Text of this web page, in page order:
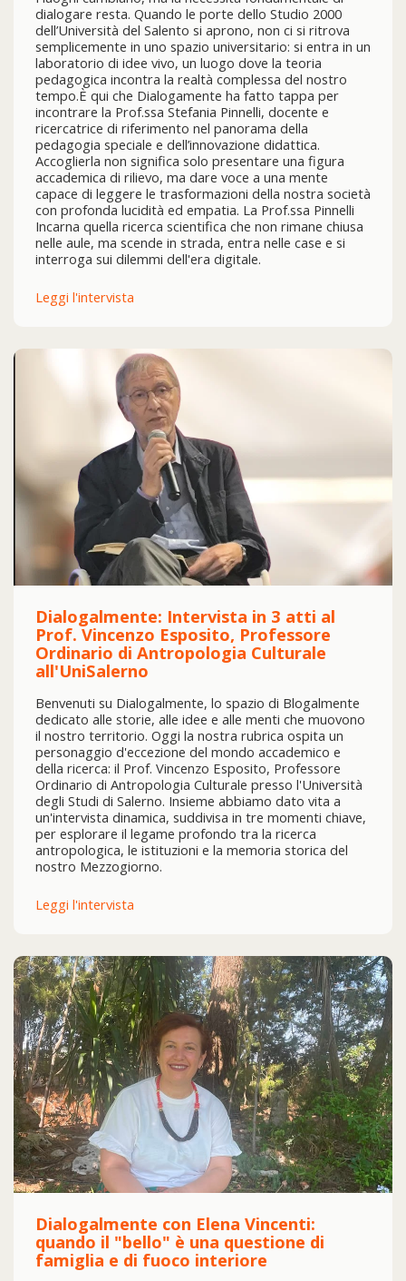
dialogare resta. Quando le porte dello Studio 2000
dell’Università del Salento si aprono, non ci si ritrova
semplicemente in uno spazio universitario: si entra in un
laboratorio di idee vivo, un luogo dove la teoria
pedagogica incontra la realtà complessa del nostro
tempo.È qui che Dialogamente ha fatto tappa per
incontrare la Prof.ssa Stefania Pinnelli, docente e
ricercatrice di riferimento nel panorama della
pedagogia speciale e dell’innovazione didattica.
Accoglierla non significa solo presentare una figura
accademica di rilievo, ma dare voce a una mente
capace di leggere le trasformazioni della nostra società
con profonda lucidità ed empatia. La Prof.ssa Pinnelli
Incarna quella ricerca scientifica che non rimane chiusa
nelle aule, ma scende in strada, entra nelle case e si
interroga sui dilemmi dell'era digitale.
Leggi l'intervista
Dialogalmente: Intervista in 3 atti al
Prof. Vincenzo Esposito, Professore
Ordinario di Antropologia Culturale
all'UniSalerno
Benvenuti su Dialogalmente, lo spazio di Blogalmente
dedicato alle storie, alle idee e alle menti che muovono
il nostro territorio. Oggi la nostra rubrica ospita un
personaggio d'eccezione del mondo accademico e
della ricerca: il Prof. Vincenzo Esposito, Professore
Ordinario di Antropologia Culturale presso l'Università
degli Studi di Salerno. Insieme abbiamo dato vita a
un'intervista dinamica, suddivisa in tre momenti chiave,
per esplorare il legame profondo tra la ricerca
antropologica, le istituzioni e la memoria storica del
nostro Mezzogiorno.
Leggi l'intervista
Dialogalmente con Elena Vincenti:
quando il "bello" è una questione di
famiglia e di fuoco interiore